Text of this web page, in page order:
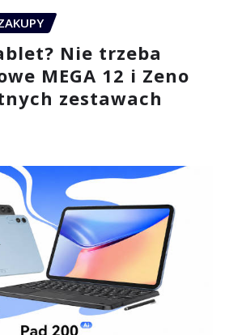
Nie trzeba
MEGA 12 i Zeno
zestawach